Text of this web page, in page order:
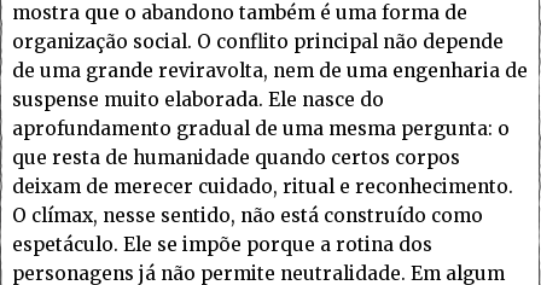
mostra que o abandono também é uma forma de
organização social. O conflito principal não depende
de uma grande reviravolta, nem de uma engenharia de
suspense muito elaborada. Ele nasce do
aprofundamento gradual de uma mesma pergunta: o
que resta de humanidade quando certos corpos
deixam de merecer cuidado, ritual e reconhecimento.
O clímax, nesse sentido, não está construído como
espetáculo. Ele se impõe porque a rotina dos
personagens já não permite neutralidade. Em algum